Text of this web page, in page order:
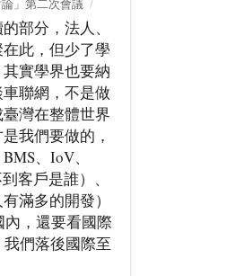
部分，法人、
此，但少了學
實學界也要納
聯網，不是做
灣在整體世界
我們要做的，
、IoV、
客戶是誰）、
滿多的開發）
，還要看國際
們落後國際至